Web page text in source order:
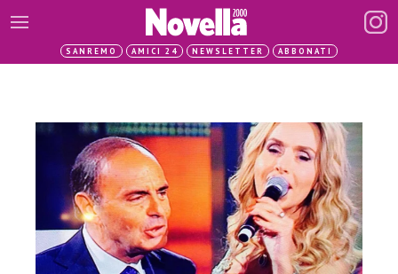
SANREMO AMICI 24 NEWSLETTER ABBONATI